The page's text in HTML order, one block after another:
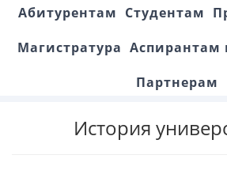
Абитурентам Студентам
Магистратура Аспирантам
Партнерам
История